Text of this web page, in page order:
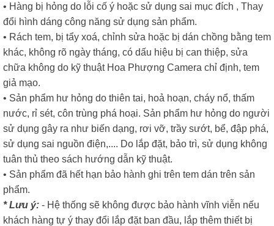
• Hàng bị hỏng do lỗi cố ý hoặc sử dụng sai mục đích , Thay
đổi hình dáng công năng sử dụng sản phẩm.
• Rách tem, bị tẩy xoá, chỉnh sửa hoặc bị dán chồng bằng tem
khác, không rõ ngày tháng, có dấu hiệu bị can thiệp, sửa
chữa không do kỹ thuật Hoa Phượng Camera chỉ định, tem
giả mạo.
• Sản phẩm hư hỏng do thiên tai, hoả hoạn, cháy nổ, thấm
nước, rỉ sét, côn trùng phá hoại. Sản phẩm hư hỏng do người
sử dụng gây ra như biến dạng, rơi vỡ, trầy sướt, bể, đập phá,
sử dụng sai nguồn điện,.... Do lắp đặt, bảo trì, sử dụng không
tuân thủ theo sách hướng dẫn kỹ thuật.
• Sản phẩm đã hết hạn bảo hành ghi trên tem dán trên sản
phẩm.
* Lưu ý: - Hệ thống sẽ không được bảo hành vĩnh viễn nếu
khách hàng tự ý thay đổi lắp đặt ban đầu, lắp thêm thiết bị